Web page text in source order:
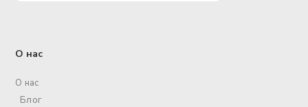
О нас
О нас
Блог